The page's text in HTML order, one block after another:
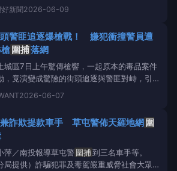
發生口角，雙方一路追逐至中央街。邱男竟持
阻垃圾車，並對被害人威嚇叫囂後駕車逃逸。
即通報攔截圍捕，並於建國路發現邱男駕駛
車。
好新聞2026-06-09
警匪追逐爆槍戰！ 嫌犯衝撞警員遭
圍捕落網
城區7日上午驚傳槍響，一起原本的毒品案件
，竟演變成驚險的街頭追逐與警匪對峙，引發
高度關注。警方表示，當時員警正在土城立雲
行毒品案件偵辦勤務，鎖定1名34歲吳姓男子
了解，吳男在逃逸過程中不但拒絕配合警方攔
2026-06-07
詐欺提款車手 草屯警佈天羅地網圍
萍／南投報導草屯警 圍捕到三名車手等。
局提供）詐騙犯罪及毒駕嚴重威脅社會大眾生